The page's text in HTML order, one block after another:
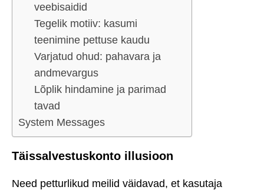
veebisaidid
Tegelik motiiv: kasumi
teenimine pettuse kaudu
Varjatud ohud: pahavara ja
andmevargus
Lõplik hindamine ja parimad
tavad
System Messages
Täissalvestuskonto illusioon
Need petturlikud meilid väidavad, et kasutaja